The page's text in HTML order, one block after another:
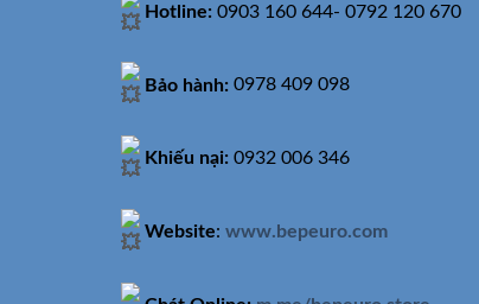
Hotline: 0903 160 644- 0792 120 670
Bảo hành: 0978 409 098
Khiếu nại: 0932 006 346
Website: www.bepeuro.com